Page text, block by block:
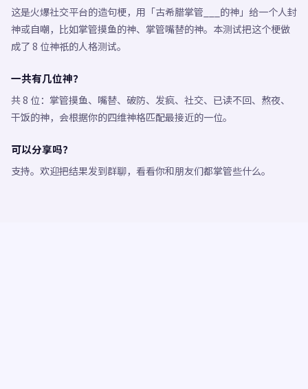
这是火爆社交平台的造句梗，用「古希腊掌管___的神」给一个人封
神或自嘲，比如掌管摸鱼的神、掌管嘴替的神。本测试把这个梗做
成了 8 位神祇的人格测试。
一共有几位神？
共 8 位：掌管摸鱼、嘴替、破防、发疯、社交、已读不回、熬夜、
干饭的神，会根据你的四维神格匹配最接近的一位。
可以分享吗？
支持。欢迎把结果发到群聊，看看你和朋友们都掌管些什么。